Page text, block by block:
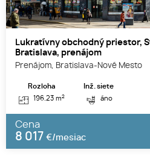
Lukratívny obchodný priestor,
Bratislava, prenájom
Prenájom, Bratislava-Nové Mesto
Rozloha
196.23 m2
Inž. siete
áno
Cena
8 017 €/mesiac